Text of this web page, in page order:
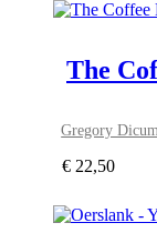
The
Gregory
€ 22,50